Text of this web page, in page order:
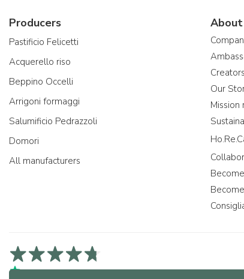
Producers
Pastificio Felicetti
Acquerello riso
Beppino Occelli
Arrigoni formaggi
Salumificio Pedrazzoli
Domori
All manufacturers
About
Creators
Our
Mission